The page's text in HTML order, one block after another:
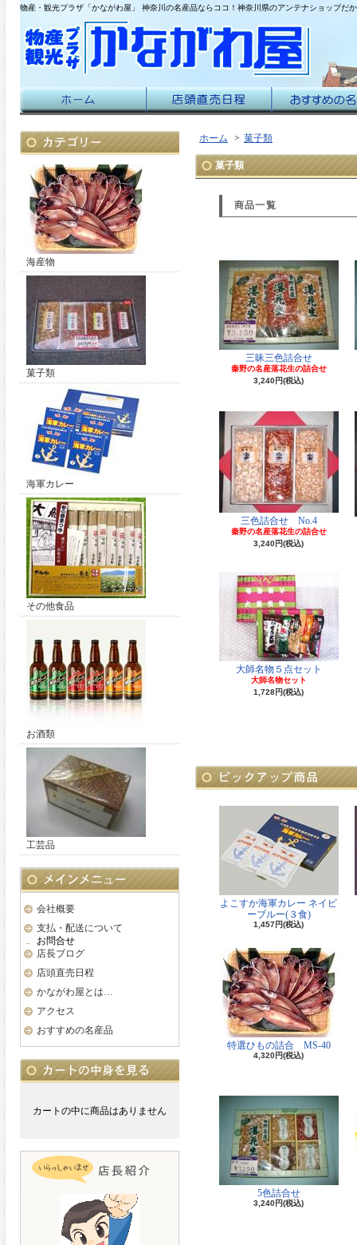
物産・観光プラザ「かながわ屋」 神奈川の名産品ならココ！神奈川県のアンテナショップだ
海産物
菓子類
海軍カレー
その他食品
お酒類
工芸品
会社概要
支払・配送について
お問合せ
店長ブログ
店頭直売日程
かながわ屋とは…
アクセス
おすすめの名産品
カートの中に商品はありません
ホーム > 菓子類
菓子類
商品一覧
三昧三色詰合せ
秦野の名産落花生の詰合せ
3,240円(税込)
三色詰合せ No.4
秦野の名産落花生の詰合せ
3,240円(税込)
大師名物５点セット
大師名物セット
1,728円(税込)
よこすか海軍カレー ネイビ
ーブルー(３食)
1,457円(税込)
特選ひもの詰合 MS-40
4,320円(税込)
5色詰合せ
3,240円(税込)